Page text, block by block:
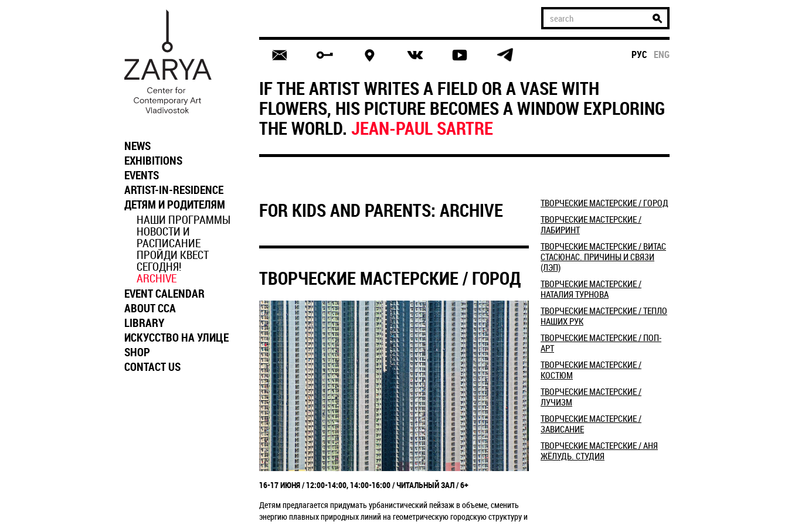
РУС ENG
IF THE ARTIST WRITES A FIELD OR A VASE WITH
FLOWERS, HIS PICTURE BECOMES A WINDOW EXPLORING
THE WORLD. JEAN-PAUL SARTRE
FOR KIDS AND PARENTS: ARCHIVE
​ТВОРЧЕСКИЕ МАСТЕРСКИЕ / ГОРОД
16-17 ИЮНЯ / 12:00-14:00, 14:00-16:00 / ЧИТАЛЬНЫЙ ЗАЛ / 6+
Детям предлагается придумать урбанистический пейзаж в объеме, сменить
энергию плавных природных линий на геометрическую городскую структуру и
NEWS
EXHIBITIONS
EVENTS
ARTIST-IN-RESIDENCE
ДЕТЯМ И РОДИТЕЛЯМ
НАШИ ПРОГРАММЫ
НОВОСТИ И
РАСПИСАНИЕ
ПРОЙДИ КВЕСТ
СЕГОДНЯ!
ARCHIVE
EVENT CALENDAR
ABOUT CCA
LIBRARY
ИСКУССТВО НА УЛИЦЕ
SHOP
CONTACT US
​ТВОРЧЕСКИЕ МАСТЕРСКИЕ / ГОРОД
ТВОРЧЕСКИЕ МАСТЕРСКИЕ /
ЛАБИРИНТ
ТВОРЧЕСКИЕ МАСТЕРСКИЕ / ВИТАС
СТАСЮНАС. ПРИЧИНЫ И СВЯЗИ
(ЛЭП)
ТВОРЧЕСКИЕ МАСТЕРСКИЕ /
НАТАЛИЯ ТУРНОВА
ТВОРЧЕСКИЕ МАСТЕРСКИЕ / ТЕПЛО
НАШИХ РУК
ТВОРЧЕСКИЕ МАСТЕРСКИЕ / ПОП-
АРТ
ТВОРЧЕСКИЕ МАСТЕРСКИЕ /
КОСТЮМ
ТВОРЧЕСКИЕ МАСТЕРСКИЕ /
ЛУЧИЗМ
ТВОРЧЕСКИЕ МАСТЕРСКИЕ /
ЗАВИСАНИЕ
ТВОРЧЕСКИЕ МАСТЕРСКИЕ / АНЯ
ЖЁЛУДЬ. СТУДИЯ